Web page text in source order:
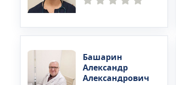
Башарин
Александр
Александрович